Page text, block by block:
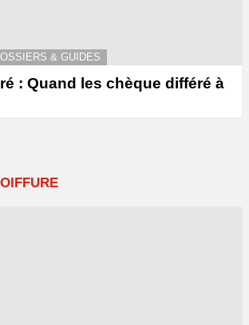
& GUIDES
: Quand les chèque différé à